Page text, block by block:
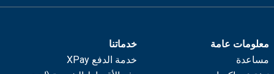
معلومات عامة
مساعدة
خدماتنا
خدمة الدفع XPay